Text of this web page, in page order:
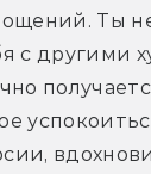
Ты
с другими